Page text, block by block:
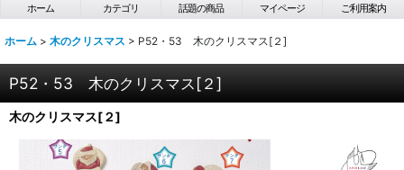
ホーム カテゴリ 話題の商品 マイページ ご利用案内
ホーム > 木のクリスマス > P52・53 木のクリスマス[２]
P52・53 木のクリスマス[２]
木のクリスマス[２]